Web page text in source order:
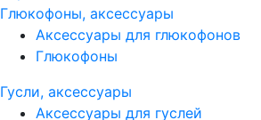
Глюкофоны, аксессуары
Аксессуары для глюкофонов
Глюкофоны
Гусли, аксессуары
Аксессуары для гуслей